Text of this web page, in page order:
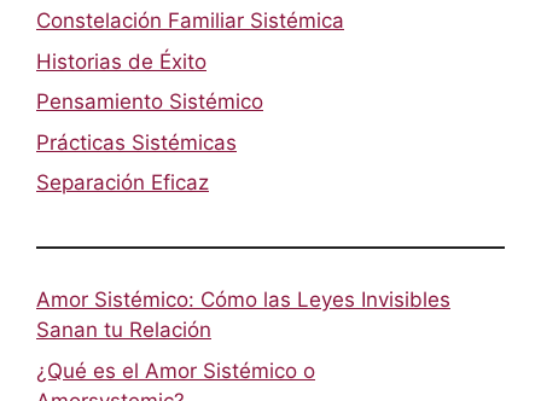
Constelación Familiar Sistémica
Historias de Éxito
Pensamiento Sistémico
Prácticas Sistémicas
Separación Eficaz
Amor Sistémico: Cómo las Leyes Invisibles
Sanan tu Relación
¿Qué es el Amor Sistémico o